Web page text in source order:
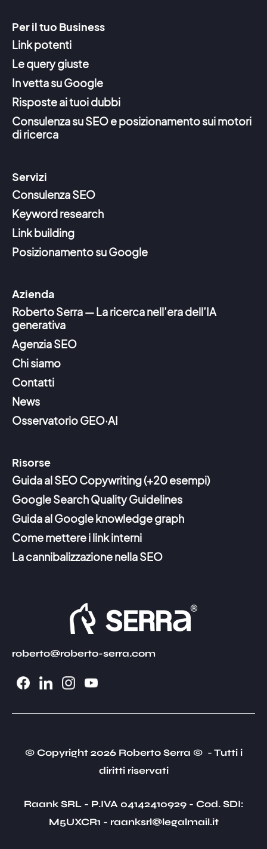
Per il tuo Business
Link potenti
Le query giuste
In vetta su Google
Risposte ai tuoi dubbi
Consulenza su SEO e posizionamento sui motori
di ricerca
Servizi
Consulenza SEO
Keyword research
Link building
Posizionamento su Google
Azienda
Roberto Serra — La ricerca nell’era dell’IA
generativa
Agenzia SEO
Chi siamo
Contatti
News
Osservatorio GEO·AI
Risorse
Guida al SEO Copywriting (+20 esempi)
Google Search Quality Guidelines
Guida al Google knowledge graph
Come mettere i link interni
La cannibalizzazione nella SEO
roberto@roberto-serra.com
© Copyright 2026 Roberto Serra © - Tutti i
diritti riservati
Raank SRL - P.IVA 04142410929 - Cod. SDI:
M5UXCR1 - raanksrl@legalmail.it